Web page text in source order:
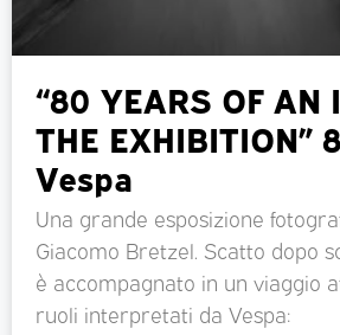
“80 YEARS OF AN
THE EXHIBITION”
Vespa
Una grande esposizione
Giacomo Bretzel. Scatto dopo
è accompagnato in un viaggio
ruoli interpretati da Vespa: